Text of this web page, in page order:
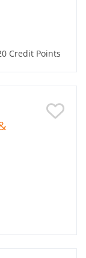
Credit Points